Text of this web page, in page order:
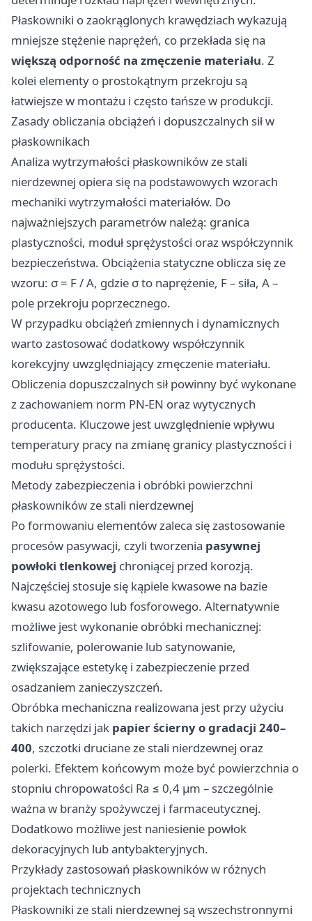
Płaskowniki o zaokrąglonych krawędziach wykazują
mniejsze stężenie naprężeń, co przekłada się na
większą odporność na zmęczenie materiału. Z
kolei elementy o prostokątnym przekroju są
łatwiejsze w montażu i często tańsze w produkcji.
Zasady obliczania obciążeń i dopuszczalnych sił w
płaskownikach
Analiza wytrzymałości płaskowników ze stali
nierdzewnej opiera się na podstawowych wzorach
mechaniki wytrzymałości materiałów. Do
najważniejszych parametrów należą: granica
plastyczności, moduł sprężystości oraz współczynnik
bezpieczeństwa. Obciążenia statyczne oblicza się ze
wzoru: σ = F / A, gdzie σ to naprężenie, F – siła, A –
pole przekroju poprzecznego.
W przypadku obciążeń zmiennych i dynamicznych
warto zastosować dodatkowy współczynnik
korekcyjny uwzględniający zmęczenie materiału.
Obliczenia dopuszczalnych sił powinny być wykonane
z zachowaniem norm PN-EN oraz wytycznych
producenta. Kluczowe jest uwzględnienie wpływu
temperatury pracy na zmianę granicy plastyczności i
modułu sprężystości.
Metody zabezpieczenia i obróbki powierzchni
płaskowników ze stali nierdzewnej
Po formowaniu elementów zaleca się zastosowanie
procesów pasywacji, czyli tworzenia pasywnej
powłoki tlenkowej chroniącej przed korozją.
Najczęściej stosuje się kąpiele kwasowe na bazie
kwasu azotowego lub fosforowego. Alternatywnie
możliwe jest wykonanie obróbki mechanicznej:
szlifowanie, polerowanie lub satynowanie,
zwiększające estetykę i zabezpieczenie przed
osadzaniem zanieczyszczeń.
Obróbka mechaniczna realizowana jest przy użyciu
takich narzędzi jak papier ścierny o gradacji 240–
400, szczotki druciane ze stali nierdzewnej oraz
polerki. Efektem końcowym może być powierzchnia o
stopniu chropowatości Ra ≤ 0,4 µm – szczególnie
ważna w branży spożywczej i farmaceutycznej.
Dodatkowo możliwe jest naniesienie powłok
dekoracyjnych lub antybakteryjnych.
Przykłady zastosowań płaskowników w różnych
projektach technicznych
Płaskowniki ze stali nierdzewnej są wszechstronnymi